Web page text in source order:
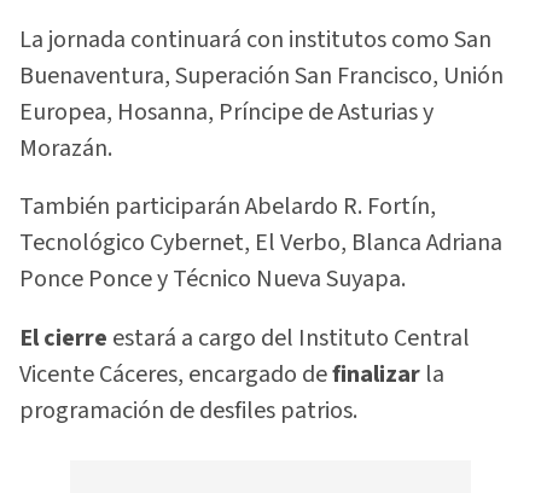
La jornada continuará con institutos como San
Buenaventura, Superación San Francisco, Unión
Europea, Hosanna, Príncipe de Asturias y
Morazán.
También participarán Abelardo R. Fortín,
Tecnológico Cybernet, El Verbo, Blanca Adriana
Ponce Ponce y Técnico Nueva Suyapa.
El cierre estará a cargo del Instituto Central
Vicente Cáceres, encargado definalizar la
programación de desfiles patrios.